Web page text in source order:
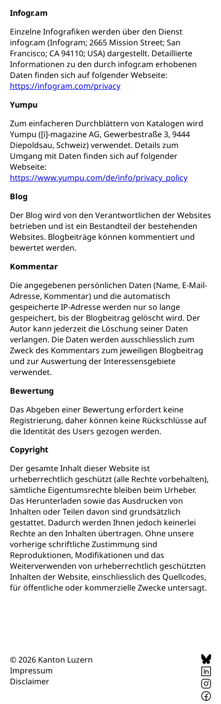
Infogr.am
Einzelne Infografiken werden über den Dienst
infogr.am (Infogram; 2665 Mission Street; San
Francisco; CA 94110; USA) dargestellt. Detaillierte
Informationen zu den durch infogr.am erhobenen
Daten finden sich auf folgender Webseite:
https://infogram.com/privacy
Yumpu
Zum einfacheren Durchblättern von Katalogen wird
Yumpu ([i]-magazine AG, Gewerbestraße 3, 9444
Diepoldsau, Schweiz) verwendet. Details zum
Umgang mit Daten finden sich auf folgender
Webseite:
https://www.yumpu.com/de/info/privacy_policy
Blog
Der Blog wird von den Verantwortlichen der Websites
betrieben und ist ein Bestandteil der bestehenden
Websites. Blogbeiträge können kommentiert und
bewertet werden.
Kommentar
Die angegebenen persönlichen Daten (Name, E-Mail-
Adresse, Kommentar) und die automatisch
gespeicherte IP-Adresse werden nur so lange
gespeichert, bis der Blogbeitrag gelöscht wird. Der
Autor kann jederzeit die Löschung seiner Daten
verlangen. Die Daten werden ausschliesslich zum
Zweck des Kommentars zum jeweiligen Blogbeitrag
und zur Auswertung der Interessensgebiete
verwendet.
Bewertung
Das Abgeben einer Bewertung erfordert keine
Registrierung, daher können keine Rückschlüsse auf
die Identität des Users gezogen werden.
Copyright
Der gesamte Inhalt dieser Website ist
urheberrechtlich geschützt (alle Rechte vorbehalten),
sämtliche Eigentumsrechte bleiben beim Urheber.
Das Herunterladen sowie das Ausdrucken von
Inhalten oder Teilen davon sind grundsätzlich
gestattet. Dadurch werden Ihnen jedoch keinerlei
Rechte an den Inhalten übertragen. Ohne unsere
vorherige schriftliche Zustimmung sind
Reproduktionen, Modifikationen und das
Weiterverwenden von urheberrechtlich geschützten
Inhalten der Website, einschliesslich des Quellcodes,
für öffentliche oder kommerzielle Zwecke untersagt.
© 2026 Kanton Luzern
Impressum
Disclaimer